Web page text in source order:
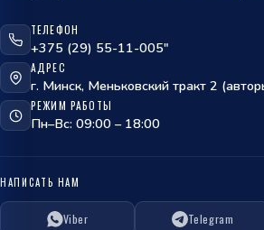
обработки персональных
ТЕЛЕФОН
+375 (29) 55-11-005"
АДРЕС
г. Минск, Меньковский тракт 2
РЕЖИМ РАБОТЫ
Пн–Вс: 09:00 – 18:00
НАПИСАТЬ НАМ
Viber Telegram